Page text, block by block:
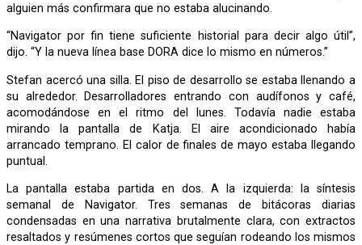
alguien más confirmara que no estaba alucinando.
“Navigator por fin tiene suficiente historial para decir algo útil”,
dijo. “Y la nueva línea base DORA dice lo mismo en números.”
Stefan acercó una silla. El piso de desarrollo se estaba llenando a
su alrededor. Desarrolladores entrando con audífonos y café,
acomodándose en el ritmo del lunes. Todavía nadie estaba
mirando la pantalla de Katja. El aire acondicionado había
arrancado temprano. El calor de finales de mayo estaba llegando
puntual.
La pantalla estaba partida en dos. A la izquierda: la síntesis
semanal de Navigator. Tres semanas de bitácoras diarias
condensadas en una narrativa brutalmente clara, con extractos
resaltados y resúmenes cortos que seguían rodeando los mismos